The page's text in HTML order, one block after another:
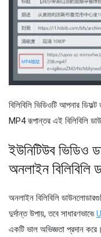
বিলিবিলি ভিডিওটি আপনার
MP4 রূপান্তর এই বিলিবিলি
ইউনিটিউব ভিডিও
অনলাইন বিলিবিলি
অনলাইন বিলিবিলি
দুর্দান্ত উপায়, তবে সাধারণভাবে৷
একটি ভাল অভিজ্ঞতা প্রদান